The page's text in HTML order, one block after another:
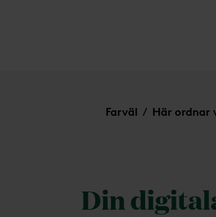
Farväl / Här ordnar
Din